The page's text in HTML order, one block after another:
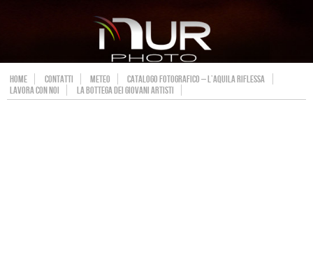
HOME CONTATTI METEO
CATALOGO FOTOGRAFICO – L’AQUILA RIFLESSA
LAVORA CON NOI
LA BOTTEGA DEI GIOVANI ARTISTI